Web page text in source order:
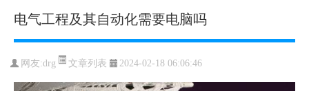
电气工程及其自动化需要电脑吗
网友:drg 文章列表 2024-02-18 06:06:46